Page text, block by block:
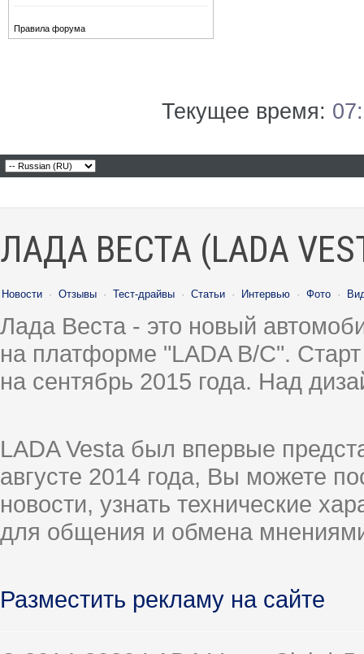
Правила форума
Текущее время:
ЛАДА ВЕСТА (LADA
Новости · Отзывы · Тест-драйвы · Статьи · Интервью · Фото ·
Лада Веста - это новый
на платформе "LADA B/C".
на сентябрь 2015 года. Над
LADA Vesta был впервые
августе 2014 года, Вы можете
новости, узнать технические
для общения и обмена
Разместить рекламу на сайте